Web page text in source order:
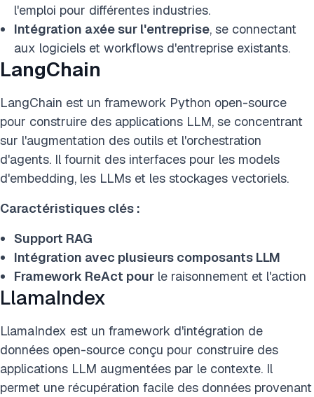
l'emploi pour différentes industries.
Intégration axée sur l'entreprise, se connectant
aux logiciels et workflows d'entreprise existants.
LangChain
LangChain est un framework Python open-source
pour construire des applications LLM, se concentrant
sur l'augmentation des outils et l'orchestration
d'agents. Il fournit des interfaces pour les models
d'embedding, les LLMs et les stockages vectoriels.
Caractéristiques clés :
Support RAG
Intégration avec plusieurs composants LLM
Framework ReAct pour le raisonnement et l'action
LlamaIndex
LlamaIndex est un framework d'intégration de
données open-source conçu pour construire des
applications LLM augmentées par le contexte. Il
permet une récupération facile des données provenant